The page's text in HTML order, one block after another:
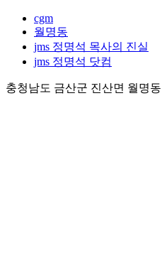
cgm
월명동
jms 정명석 목사의 진실
jms 정명석 닷컴
충청남도 금산군 진산면 월명